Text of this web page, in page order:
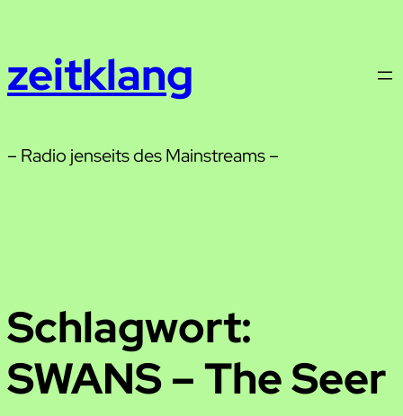
springen
zeitklang
– Radio jenseits des Mainstreams –
Schlagwort:
SWANS – The Seer